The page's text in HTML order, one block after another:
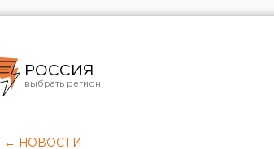
РОССИЯ
Челябинск
← НОВОСТИ